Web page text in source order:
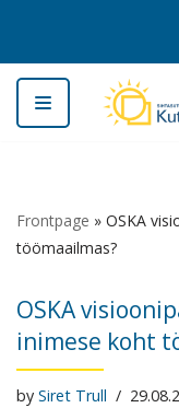
Skip
to
content
Frontpage » OSKA
töömaailmas?
OSKA
inimese koht
by Siret Trull